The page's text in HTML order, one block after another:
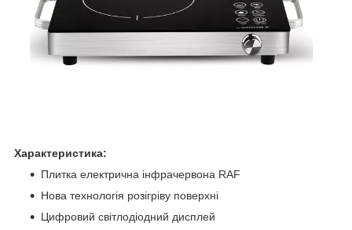
Характеристика:
Плитка електрична інфрачервона RAF
Нова технологія розігріву поверхні
Цифровий світлодіодний дисплей